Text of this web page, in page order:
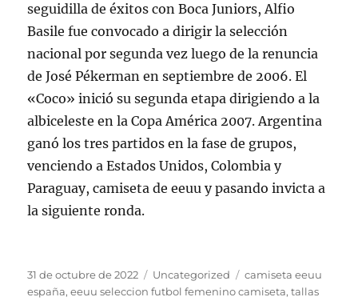
seguidilla de éxitos con Boca Juniors, Alfio
Basile fue convocado a dirigir la selección
nacional por segunda vez luego de la renuncia
de José Pékerman en septiembre de 2006. El
«Coco» inició su segunda etapa dirigiendo a la
albiceleste en la Copa América 2007. Argentina
ganó los tres partidos en la fase de grupos,
venciendo a Estados Unidos, Colombia y
Paraguay, camiseta de eeuu y pasando invicta a
la siguiente ronda.
Publicado
el
31 de octubre de 2022 Categorías
Uncategorized Etiquetas
camiseta eeuu
españa,eeuu seleccion futbol femenino camiseta,tallas